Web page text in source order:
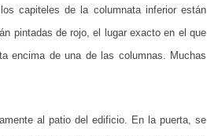
capiteles de la columnata inferior están
pintadas de rojo, el lugar exacto en el que
encima de una de las columnas. Muchas
al patio del edificio. En la puerta, se